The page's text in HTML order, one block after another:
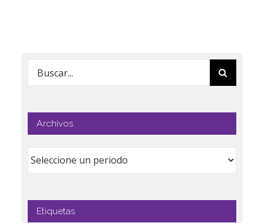
Buscar:
Archivos
Etiquetas